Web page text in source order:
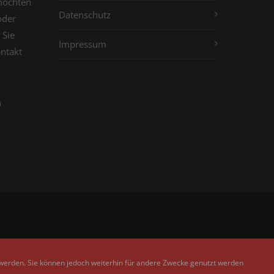
Datenschutz
Impressum
Sie können jedoch weiterhin für andere Zwecke genutzt werden